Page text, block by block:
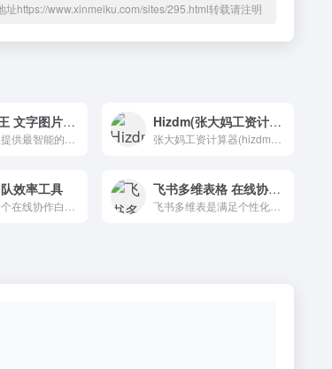
址https://www.xinmeiku.com/sites/295.html转载请注明
扫描全能王 文字图片扫描识别 Hizdm(张大妈工资计算器) 税后工资个税计算器
效率工具 飞书多维表格 在线协作管理工具